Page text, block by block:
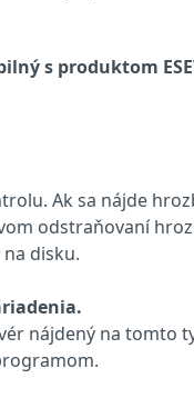
s produktom
Ak sa nájde
odstraňovaní
disku.
nájdený na tomto